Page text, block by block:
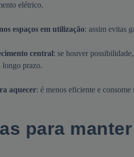
elétrico.
espaços em utilização: assim evitas
central: se houver
longo prazo.
aquecer: é menos eficiente e consome
para